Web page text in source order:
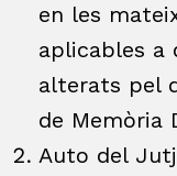
en les
aplicables a
alterats pel
de Memòria
Auto del